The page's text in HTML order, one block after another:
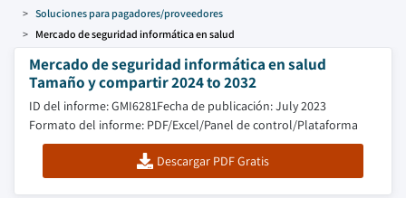
Soluciones para pagadores/proveedores
Mercado de seguridad informática en salud
Mercado de seguridad informática en salud
Tamaño y compartir 2024 to 2032
ID del informe: GMI6281Fecha de publicación: July 2023
Formato del informe: PDF/Excel/Panel de control/Plataforma
Descargar PDF Gratis